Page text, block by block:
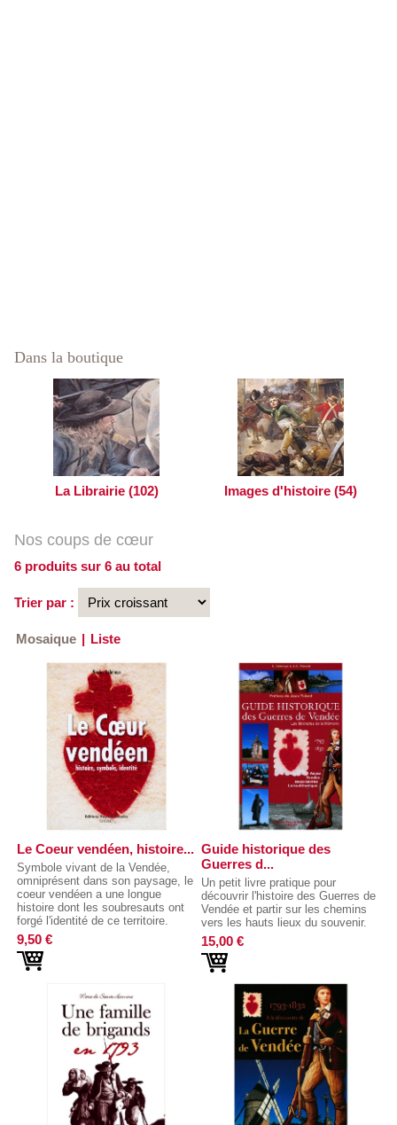
Dans la boutique
La Librairie (102) Images d'histoire (54)
Nos coups de cœur
6 produits sur 6 au total
Trier par :
Mosaique | Liste
Le Coeur vendéen, histoire...
Symbole vivant de la Vendée,
omniprésent dans son paysage, le
coeur vendéen a une longue
histoire dont les soubresauts ont
forgé l'identité de ce territoire.
9,50 €
Guide historique des
Guerres d...
Un petit livre pratique pour
découvrir l'histoire des Guerres de
Vendée et partir sur les chemins
vers les hauts lieux du souvenir.
15,00 €